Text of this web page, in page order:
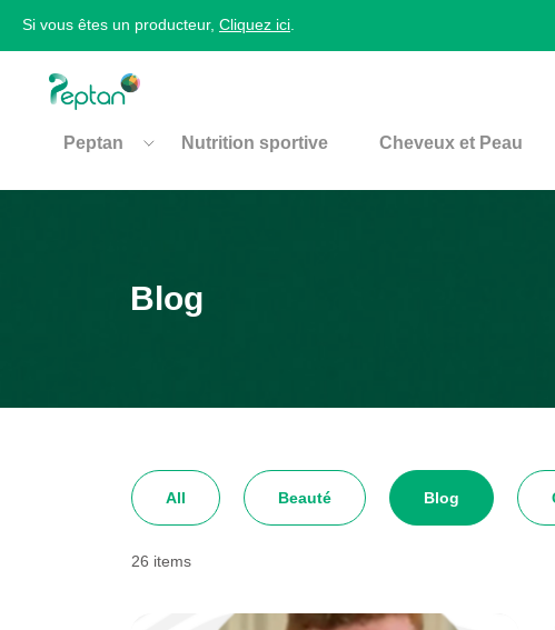
Si vous êtes un producteur, Cliquez ici
Peptan Nutrition sportive Cheveux et Peau
Blog
All Beauté Blog
26 items